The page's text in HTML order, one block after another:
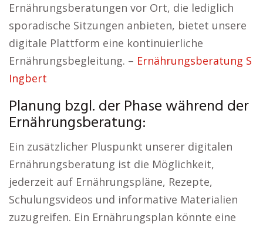
Ernährungsberatungen vor Ort, die lediglich
sporadische Sitzungen anbieten, bietet unsere
digitale Plattform eine kontinuierliche
Ernährungsbegleitung. – Ernährungsberatung S
Ingbert
Planung bzgl. der Phase während der
Ernährungsberatung:
Ein zusätzlicher Pluspunkt unserer digitalen
Ernährungsberatung ist die Möglichkeit,
jederzeit auf Ernährungspläne, Rezepte,
Schulungsvideos und informative Materialien
zuzugreifen. Ein Ernährungsplan könnte eine